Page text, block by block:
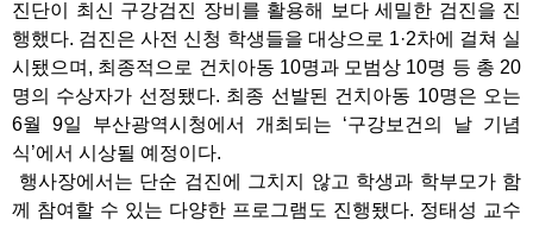
진단이 최신 구강검진 장비를 활용해 보다 세밀한 검진을 진
행했다. 검진은 사전 신청 학생들을 대상으로 1·2차에 걸쳐 실
시됐으며, 최종적으로 건치아동 10명과 모범상 10명 등 총 20
명의 수상자가 선정됐다. 최종 선발된 건치아동 10명은 오는
6월 9일 부산광역시청에서 개최되는 ‘구강보건의 날 기념
식’에서 시상될 예정이다.
행사장에서는 단순 검진에 그치지 않고 학생과 학부모가 함
께 참여할 수 있는 다양한 프로그램도 진행됐다. 정태성 교수